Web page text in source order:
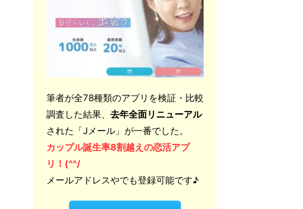
筆者が全78種類のアプリを検証・比較
調査した結果、 去年全面リニューアル
された「Jメール」が一番でした。
カップル誕生率8割越えの恋活アプ
リ！(^^/
メールアドレスやでも登録可能です♪